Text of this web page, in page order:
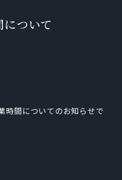
ついて
時間についてのお知らせで